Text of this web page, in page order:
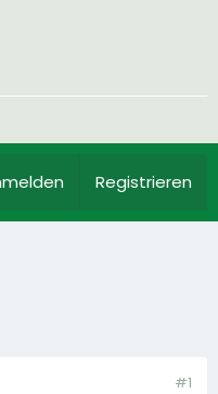
Registrieren
#1